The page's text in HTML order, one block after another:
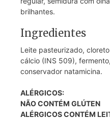
brilhantes.
Ingredientes
Leite pasteurizado,
cálcio (INS 509),
conservador natamicina.
ALÉRGICOS:
NÃO CONTÉM GLÚTEN
ALÉRGICOS CONTÉM